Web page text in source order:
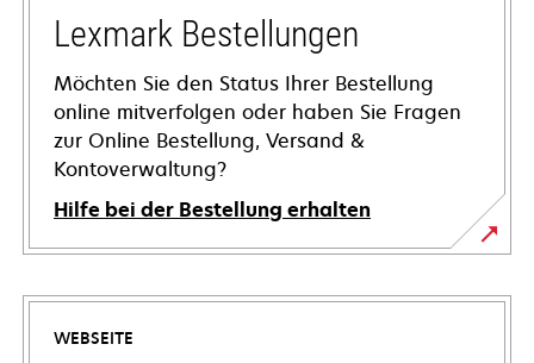
Lexmark Bestellungen
Möchten Sie den Status Ihrer Bestellung
online mitverfolgen oder haben Sie Fragen
zur Online Bestellung, Versand &
Kontoverwaltung?
Hilfe bei der Bestellung erhalten
WEBSEITE